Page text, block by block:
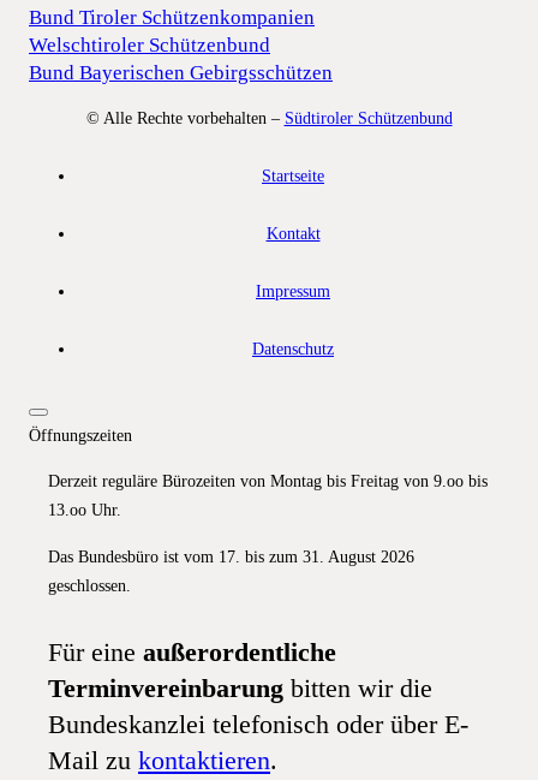
Bund Tiroler Schützenkompanien
Welschtiroler Schützenbund
Bund Bayerischen Gebirgsschützen
© Alle Rechte vorbehalten – Südtiroler Schützenbund
Startseite
Kontakt
Impressum
Datenschutz
Öffnungszeiten
Derzeit reguläre Bürozeiten von Montag bis Freitag von 9.oo bis
13.oo Uhr.
Das Bundesbüro ist vom 17. bis zum 31. August 2026
geschlossen.
Für eine außerordentliche
Terminvereinbarung bitten wir die
Bundeskanzlei telefonisch oder über E-
Mail zu kontaktieren.